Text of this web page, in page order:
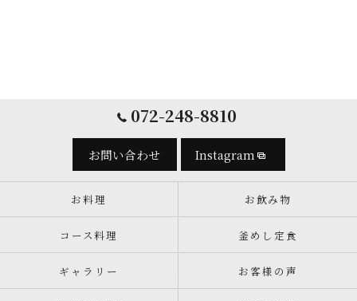
072-248-8810
お問い合わせ Instagram
お料理 お飲み物
コース料理 釜めし定食
ギャラリー お客様の声